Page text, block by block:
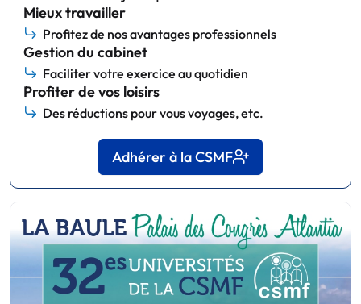
Mieux travailler
Profitez de nos avantages professionnels
Gestion du cabinet
Faciliter votre exercice au quotidien
Profiter de vos loisirs
Des réductions pour vous voyages, etc.
Adhérer à la CSMF